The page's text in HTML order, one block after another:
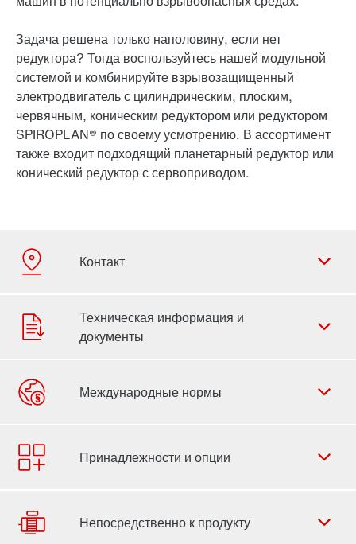
Задача решена только наполовину, если нет
редуктора? Тогда воспользуйтесь нашей модульной
системой и комбинируйте взрывозащищенный
электродвигательс цилиндрическим, плоским,
червячным, коническим редуктором или редуктором
SPIROPLAN® по своему усмотрению. В ассортимент
также входит подходящий планетарный редуктор или
конический редуктор с сервоприводом.
Форма обратной связи
Филиалы